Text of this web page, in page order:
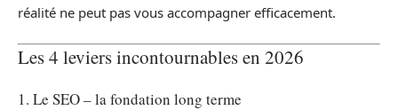
réalité ne peut pas vous accompagner efficacement.
Les 4 leviers incontournables en 2026
1. Le SEO – la fondation long terme